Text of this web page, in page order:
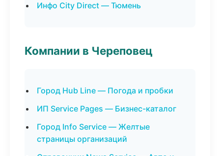
Инфо City Direct — Тюмень
Компании в Череповец
Город Hub Line — Погода и пробки
ИП Service Pages — Бизнес-каталог
Город Info Service — Желтые
страницы организаций